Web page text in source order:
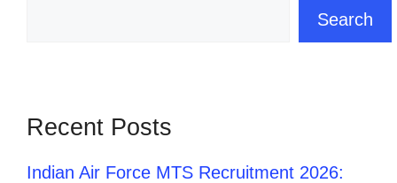
Search
Recent Posts
Indian Air Force MTS Recruitment 2026: